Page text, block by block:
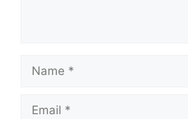
Name
Email